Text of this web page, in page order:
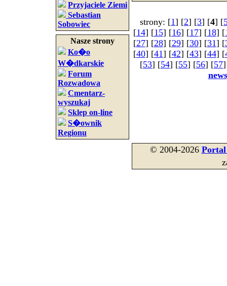
Przyjaciele Ziemi
Sebastian
Sobowiec
Nasze strony
Ko�o
W�dkarskie
Forum
Rozwadowa
Cmentarz-
wyszukaj
Sklep on-line
S�ownik
Regionu
strony: [1] [2] [3] [4] [
[14] [15] [16] [17] [18] [
[27] [28] [29] [30] [31] [
[40] [41] [42] [43] [44] [
[53] [54] [55] [56] [57
© 2004-2026